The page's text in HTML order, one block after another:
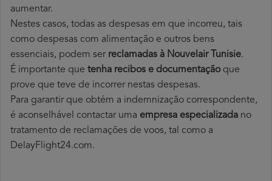
aumentar.
Nestes casos, todas as despesas em que incorreu, tais
como despesas com alimentação e outros bens
essenciais, podem ser reclamadas à Nouvelair Tunisie.
É importante que tenha recibos e documentaçãoque
prove que teve de incorrer nestas despesas.
Para garantir que obtém a indemnização correspondente,
é aconselhável contactar uma empresa especializada no
tratamento de reclamações de voos, tal como a
DelayFlight24.com.